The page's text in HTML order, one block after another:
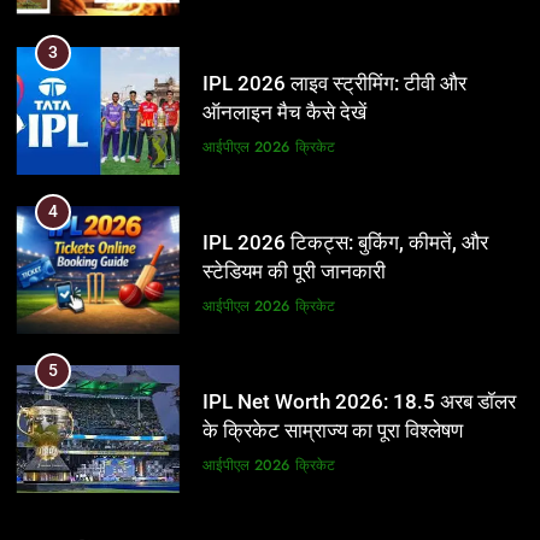
3
IPL 2026 लाइव स्ट्रीमिंग: टीवी और
ऑनलाइन मैच कैसे देखें
आईपीएल 2026 क्रिकेट
4
IPL 2026 टिकट्स: बुकिंग, कीमतें, और
स्टेडियम की पूरी जानकारी
आईपीएल 2026 क्रिकेट
5
IPL Net Worth 2026: 18.5 अरब डॉलर
के क्रिकेट साम्राज्य का पूरा विश्लेषण
आईपीएल 2026 क्रिकेट